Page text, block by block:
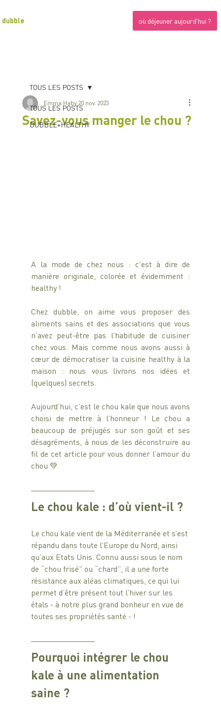
où déjeuner aujourd'hui ?
dubble
TOUS LES POSTS
DUBBLE+HEALTHY
TOUS LES POSTS
Savez-vous manger le chou ?
Emma Haby 20 nov. 2023
A la mode de chez nous : c’est à dire de
manière originale, colorée et évidemment :
healthy !
Chez dubble, on aime vous proposer des
aliments sains et des associations que vous
n’avez peut-être pas l’habitude de cuisiner
chez vous. Mais comme nous avons aussi à
cœur de démocratiser la cuisine healthy à la
maison : nous vous livrons nos idées et
(quelques) secrets.
Aujourd’hui, c’est le chou kale que nous avons
choisi de mettre à l’honneur ! Le chou a
beaucoup de préjugés sur son goût et ses
désagréments, à nous de les déconstruire au
fil de cet article pour vous donner l’amour du
chou 💚
Le chou kale : d’où vient-il ?
Le chou kale vient de la Méditerranée et s’est
répandu dans toute l’Europe du Nord, ainsi
qu’aux Etats Unis. Connu aussi sous le nom
de “chou frisé” ou “chard”, il a une forte
résistance aux aléas climatiques, ce qui lui
permet d’être présent tout l’hiver sur les
étals - à notre plus grand bonheur en vue de
toutes ses propriétés santé - !
Pourquoi intégrer le chou
kale à une alimentation
saine ?